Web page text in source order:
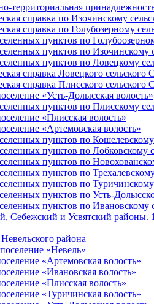
территориальная
справка по Изочинскому
справка по Голубозерному
пунктов по
пунктов по Изочинскому
пунктов по Ловецкому
справка Ловецкого сельского
справка Плисского сельского
«Усть-Долысская волость»
пунктов по Плисскому
«Плисская волость»
«Артемовская волость»
пунктов по Кошелевскому
пунктов по Лобковскому
пунктов по
пунктов по
пунктов по Туричинскому
пунктов по Усть-
пунктов по Ивановскому
Себежский и Усвятский районы.
района
«Невель»
«Артемовская волость»
«Ивановская волость»
«Плисская волость»
«Туричинская волость»